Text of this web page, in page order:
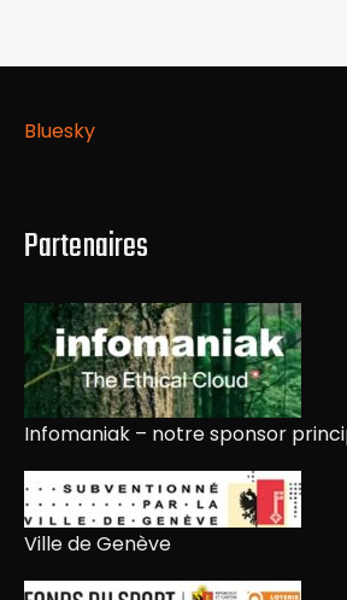
Bluesky
Partenaires
Infomaniak – notre sponsor
Ville de Genève